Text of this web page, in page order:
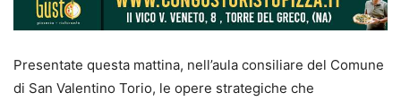
Presentate questa mattina, nell’aula consiliare del Comune
di San Valentino Torio, le opere strategiche che